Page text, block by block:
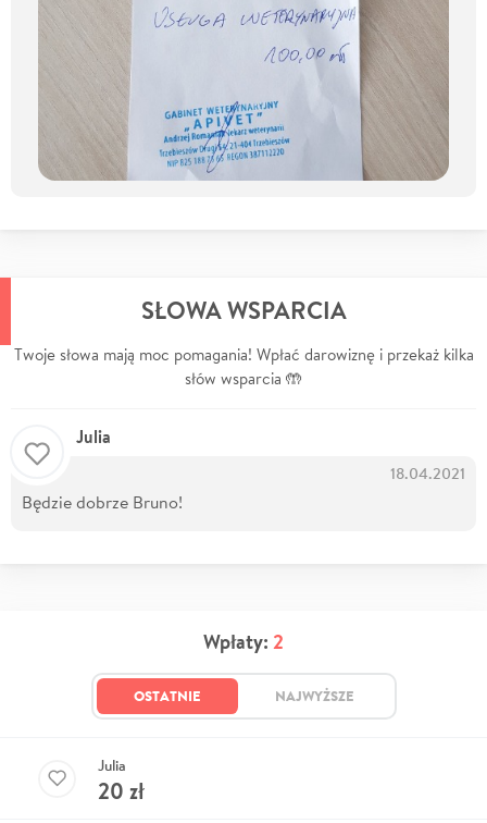
SŁOWA WSPARCIA
Twoje słowa mają moc pomagania! Wpłać darowiznę i przekaż kilka
słów wsparcia 🤲
Julia
18.04.2021
Będzie dobrze Bruno!
Wpłaty: 2
OSTATNIE NAJWYŻSZE
Julia
20 zł